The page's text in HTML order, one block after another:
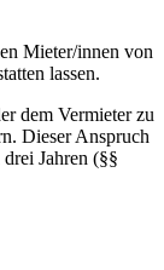
Mieter/innen von
lassen.
dem Vermieter zu
Dieser Anspruch
Jahren (§§